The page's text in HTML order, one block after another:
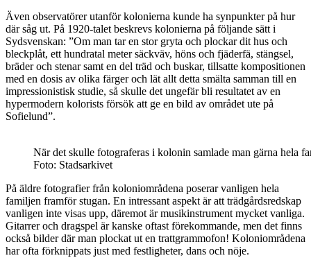
Även observatörer utanför kolonierna kunde ha synpunkter på hur
där såg ut. På 1920-talet beskrevs kolonierna på följande sätt i
Sydsvenskan: ”Om man tar en stor gryta och plockar dit hus och
bleckplåt, ett hundratal meter säckväv, höns och fjäderfä, stängsel,
bräder och stenar samt en del träd och buskar, tillsatte kompositionen
med en dosis av olika färger och lät allt detta smälta samman till en
impressionistisk studie, så skulle det ungefär bli resultatet av en
hypermodern kolorists försök att ge en bild av området ute på
Sofielund”.
När det skulle fotograferas i kolonin samlade man gärna hela
Foto: Stadsarkivet
På äldre fotografier från koloniområdena poserar vanligen hela
familjen framför stugan. En intressant aspekt är att trädgårdsredskap
vanligen inte visas upp, däremot är musikinstrument mycket vanliga.
Gitarrer och dragspel är kanske oftast förekommande, men det finns
också bilder där man plockat ut en trattgrammofon! Koloniområdena
har ofta förknippats just med festligheter, dans och nöje.